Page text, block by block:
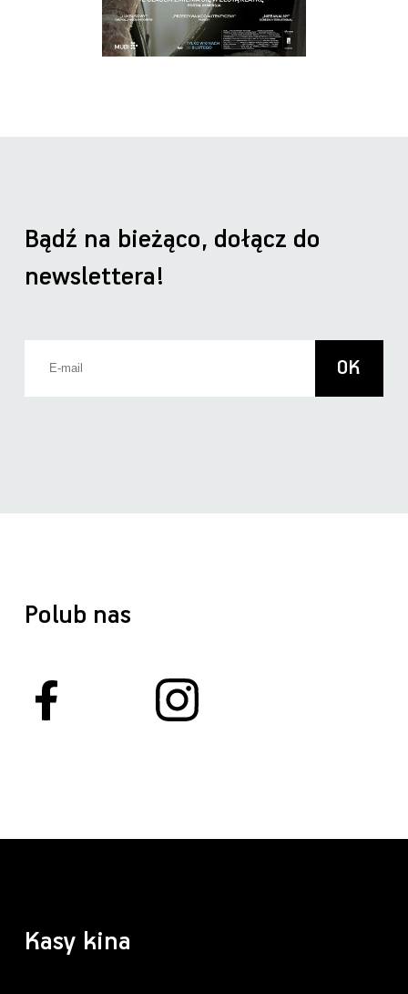
Polub nas
Bądź na bieżąco, dołącz do
newslettera!
Kasy kina